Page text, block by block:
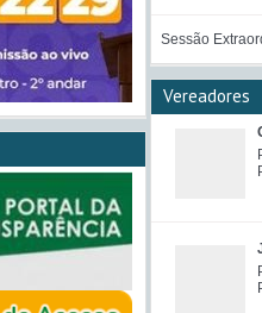
Sessão
Vereadores